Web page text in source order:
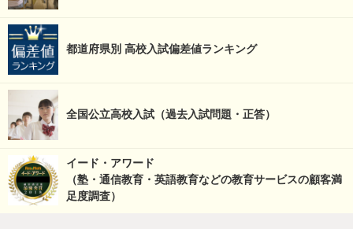
都道府県別 高校入試偏差値ランキング
全国公立高校入試（過去入試問題・正答）
イード・アワード
（塾・通信教育・英語教育などの教育サービスの顧客満
足度調査）